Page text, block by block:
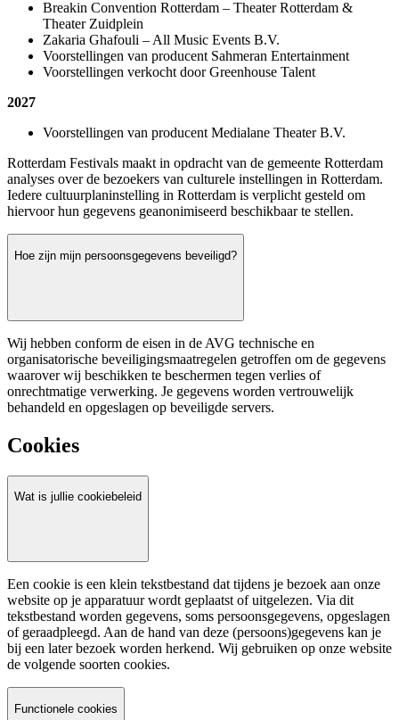
Breakin Convention Rotterdam – Theater Rotterdam &
Theater Zuidplein
Zakaria Ghafouli – All Music Events B.V.
Voorstellingen van producent Sahmeran Entertainment
Voorstellingen verkocht door Greenhouse Talent
2027
Voorstellingen van producent Medialane Theater B.V.
Rotterdam Festivals maakt in opdracht van de gemeente Rotterdam
analyses over de bezoekers van culturele instellingen in Rotterdam.
Iedere cultuurplaninstelling in Rotterdam is verplicht gesteld om
hiervoor hun gegevens geanonimiseerd beschikbaar te stellen.
Hoe zijn mijn persoonsgegevens beveiligd?
Wij hebben conform de eisen in de AVG technische en
organisatorische beveiligingsmaatregelen getroffen om de gegevens
waarover wij beschikken te beschermen tegen verlies of
onrechtmatige verwerking. Je gegevens worden vertrouwelijk
behandeld en opgeslagen op beveiligde servers.
Cookies
Wat is jullie cookiebeleid
Een cookie is een klein tekstbestand dat tijdens je bezoek aan onze
website op je apparatuur wordt geplaatst of uitgelezen. Via dit
tekstbestand worden gegevens, soms persoonsgegevens, opgeslagen
of geraadpleegd. Aan de hand van deze (persoons)gegevens kan je
bij een later bezoek worden herkend. Wij gebruiken op onze website
de volgende soorten cookies.
Functionele cookies